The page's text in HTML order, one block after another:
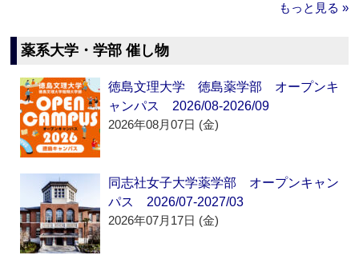
もっと見る »
薬系大学・学部 催し物
徳島文理大学 徳島薬学部 オープンキ
ャンパス 2026/08-2026/09
2026年08月07日 (金)
同志社女子大学薬学部 オープンキャン
パス 2026/07-2027/03
2026年07月17日 (金)